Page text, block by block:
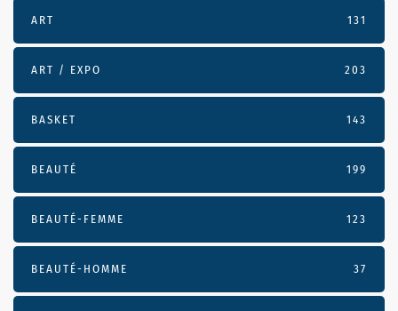
ART 131
ART / EXPO 203
BASKET 143
BEAUTÉ 199
BEAUTÉ-FEMME 123
BEAUTÉ-HOMME 37